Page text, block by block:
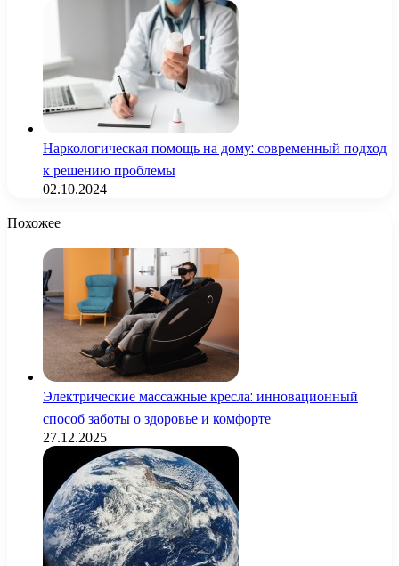
Наркологическая помощь на дому: современный подход
к решению проблемы
02.10.2024
Похожее
Электрические массажные кресла: инновационный
способ заботы о здоровье и комфорте
27.12.2025